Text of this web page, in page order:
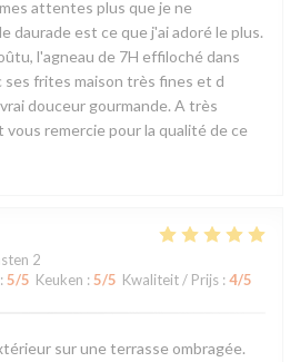
attentes plus que je ne
daurade est ce que j'ai adoré le plus.
l'agneau de 7H effiloché dans
ses frites maison très fines et d
douceur gourmande. A très
remercie pour la qualité de ce
2
: 5/5 Keuken : 5/5 Kwaliteit / Prijs : 4/5
sur une terrasse ombragée.